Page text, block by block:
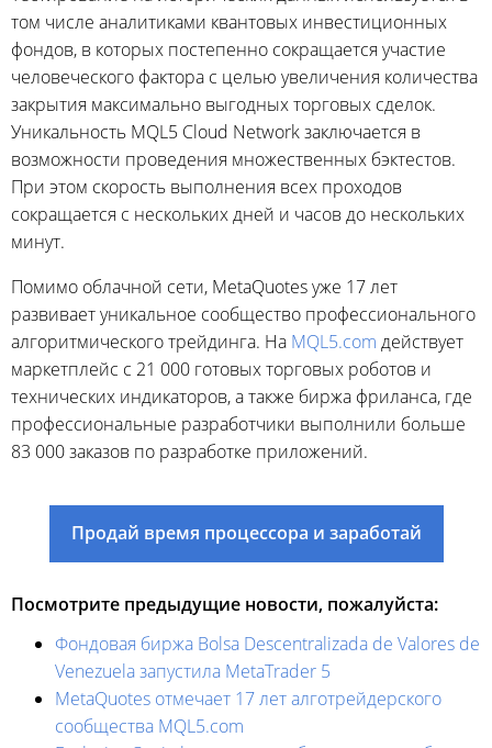
том числе аналитиками квантовых инвестиционных
фондов, в которых постепенно сокращается участие
человеческого фактора с целью увеличения количества
закрытия максимально выгодных торговых сделок.
Уникальность MQL5 Cloud Network заключается в
возможности проведения множественных бэктестов.
При этом скорость выполнения всех проходов
сокращается с нескольких дней и часов до нескольких
минут.
Помимо облачной сети, MetaQuotes уже 17 лет
развивает уникальное сообщество профессионального
алгоритмического трейдинга. На MQL5.com действует
маркетплейс с 21 000 готовых торговых роботов и
технических индикаторов, а также биржа фриланса, где
профессиональные разработчики выполнили больше
83 000 заказов по разработке приложений.
Продай время процессора и заработай
Посмотрите предыдущие новости, пожалуйста:
Фондовая биржа Bolsa Descentralizada de Valores de
Venezuela запустила MetaTrader 5
MetaQuotes отмечает 17 лет алготрейдерского
сообщества MQL5.com